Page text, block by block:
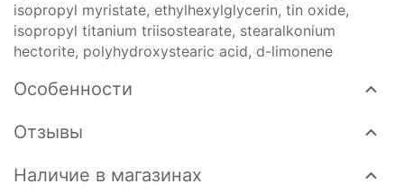
isopropyl myristate, ethylhexylglycerin, tin oxide,
isopropyl titanium triisostearate, stearalkonium
hectorite, polyhydroxystearic acid, d-limonene
Особенности
Отзывы
Наличие в магазинах